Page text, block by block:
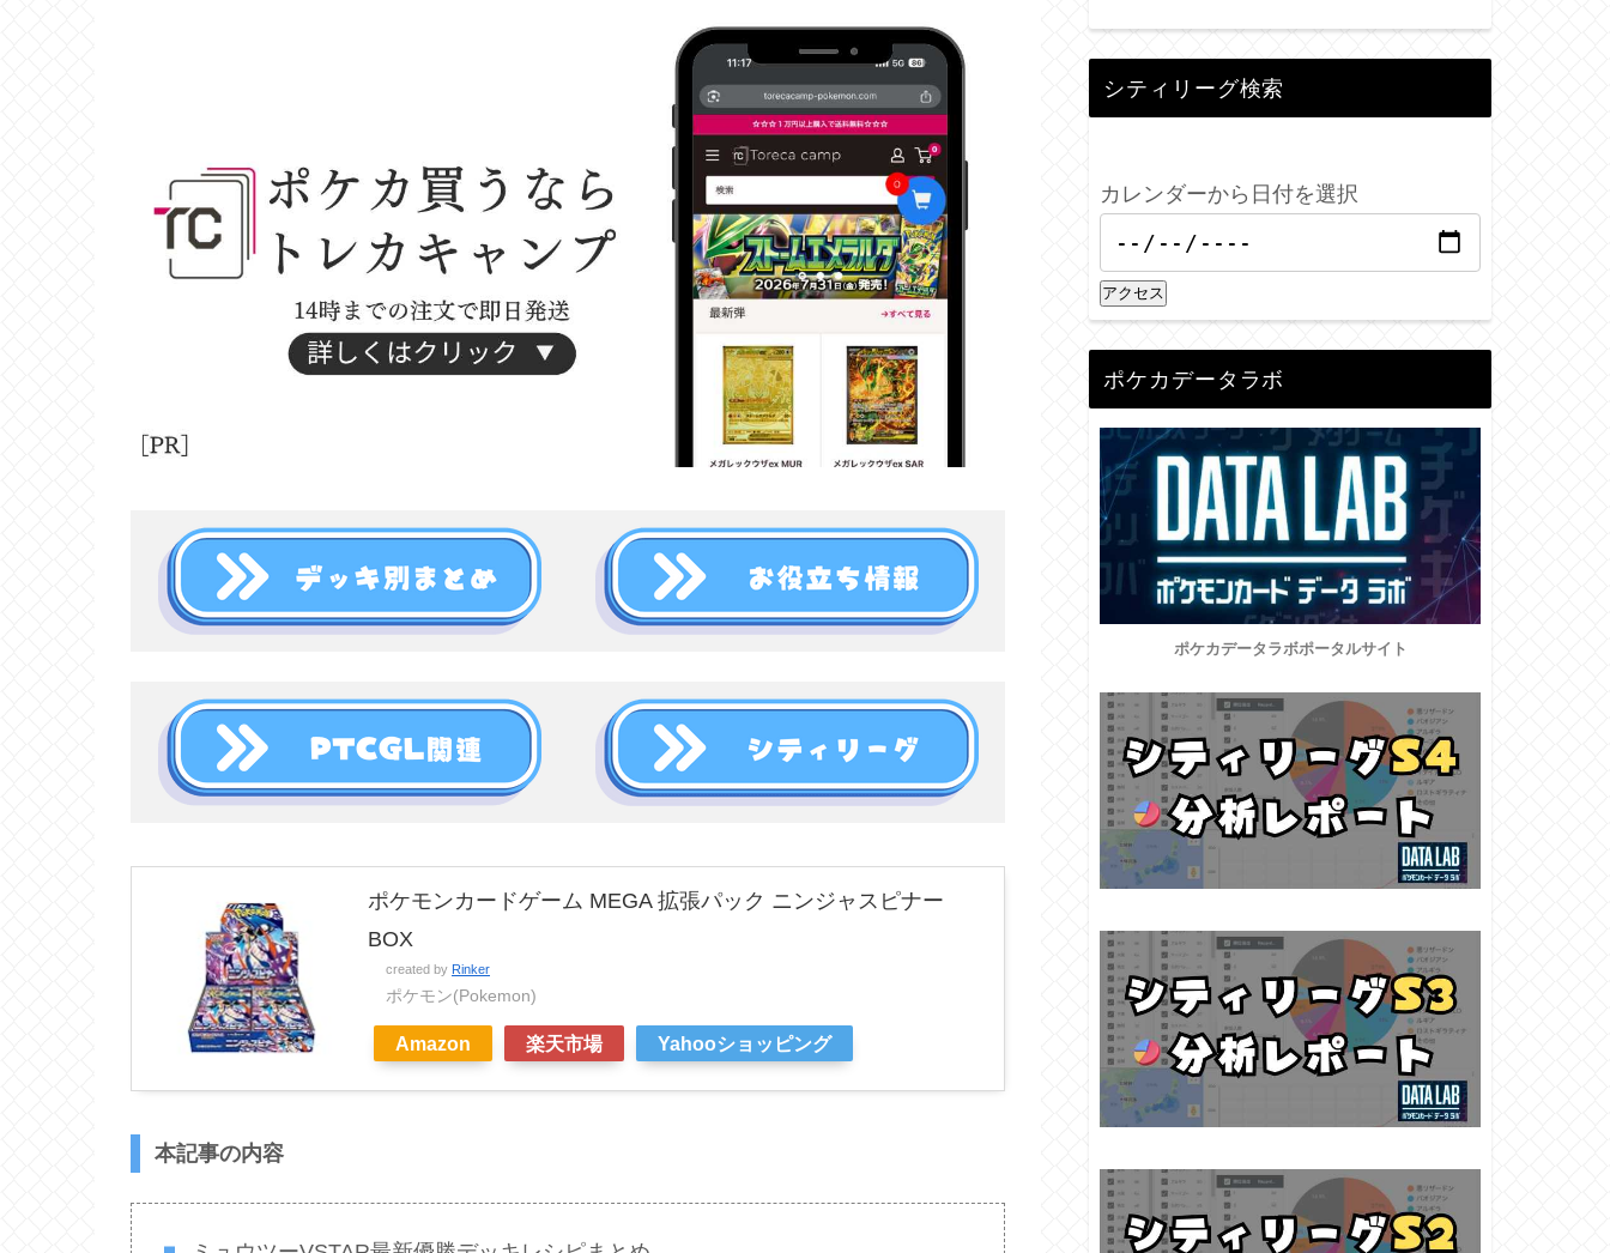
ポケモンカードゲーム MEGA 拡張パック ニンジャスピナー
BOX
created by Rinker
ポケモン(Pokemon)
Amazon 楽天市場 Yahooショッピング
本記事の内容
シティリーグ検索
カレンダーから日付を選択
アクセス
ポケカデータラボ
ポケカデータラボポータルサイト